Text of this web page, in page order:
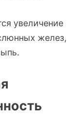
увеличение
желез,